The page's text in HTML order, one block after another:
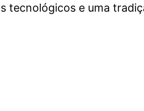
tecnológicos e uma